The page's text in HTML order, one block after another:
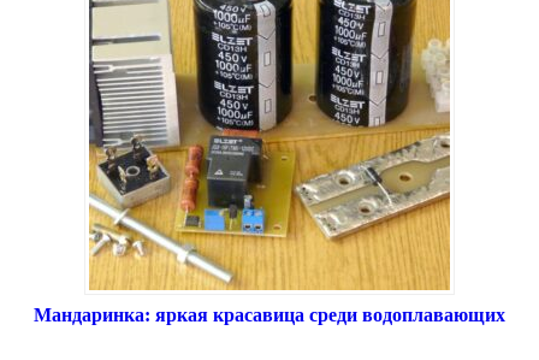
Мандаринка: яркая красавица среди водоплавающих